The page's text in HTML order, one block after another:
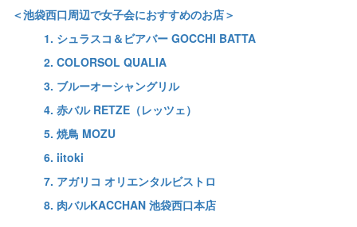
＜池袋西口周辺で女子会におすすめのお店＞
1. シュラスコ＆ビアバー GOCCHI BATTA
2. COLORSOL QUALIA
3. ブルーオーシャングリル
4. 赤バル RETZE（レッツェ）
5. 焼鳥 MOZU
6. iitoki
7. アガリコ オリエンタルビストロ
8. 肉バルKACCHAN 池袋西口本店